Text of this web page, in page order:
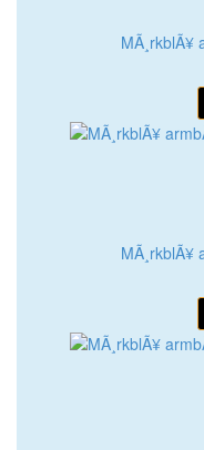
MÃ¸rkblÃ¥
MÃ¸rkblÃ¥